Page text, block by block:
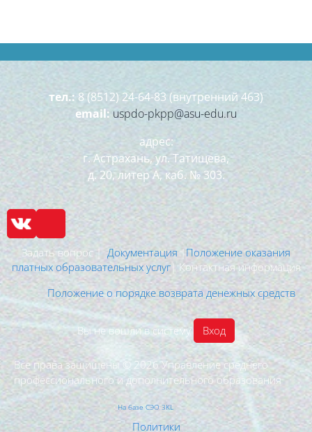
тел.: 8 (8512) 24-64-83 (внутренний 463)
email: uspdo-pkpp@asu-edu.ru
адрес:
г. Астрахань, ул. Татищева,
д. 20, литер А, каб. № 303.
Задать вопрос | Документация |Положение оказания
платных образовательных услуг| Контактная информация
Положение о порядке возврата денежных средств
Вы не вошли в систему Вход
Все права защищены © 2026Управление среднего
профессионального и дополнительного образования
На базе СЭО 3KL
Политики